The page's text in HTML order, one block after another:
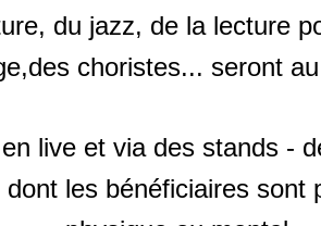
du jazz, de la lecture
choristes... seront
live et via des stands -
les bénéficiaires sont